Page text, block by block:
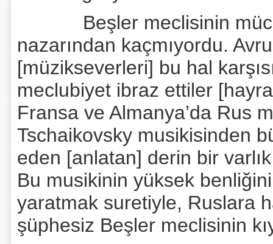
Beşler meclisinin
nazarından kaçmıyordu.
[müzikseverleri] bu hal
meclubiyet ibraz ettiler
Fransa ve Almanya’da Rus
Tschaikovsky musikisinden
eden [anlatan] derin bir
Bu musikinin yüksek
yaratmak suretiyle, Ruslara
şüphesiz Beşler meclisinin